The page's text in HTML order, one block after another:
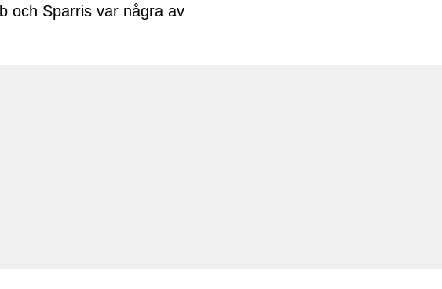
och Sparris var några av